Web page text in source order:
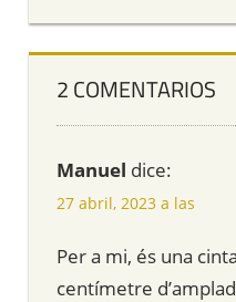
2 COMENTARIOS
Manuel dice:
27 abril, 2023 a las
Per a mi, és una
centímetre